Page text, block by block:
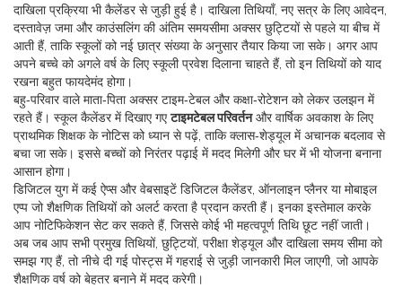
दाखिला प्रक्रिया भी कैलेंडर से जुड़ी हुई है। दाखिला तिथियाँ, नए सत्र के लिए आवेदन,
दस्तावेज़ जमा और काउंसलिंग की अंतिम समयसीमाअक्सर छुट्टियों से पहले या बीच में
आती हैं, ताकि स्कूलों को नई छात्र संख्या के अनुसार तैयार किया जा सके। अगर आप
अपने बच्चे को अगले वर्ष के लिए स्कूली प्रवेश दिलाना चाहते हैं, तो इन तिथियों को याद
रखना बहुत फायदेमंद होगा।
बहु‑परिवार वाले माता‑पिता अक्सर टाइम‑टेबल और कक्षा‑रोटेशन को लेकर उलझन में
रहते हैं। स्कूल कैलेंडर में दिखाए गएटाइमटेबल परिवर्तनऔर वार्षिक अवकाश के लिए
प्राथमिक शिक्षक के नोटिस को ध्यान से पढ़ें, ताकि क्लास‑शेड्यूल में अचानक बदलाव से
बचा जा सके। इससे बच्चों को निरंतर पढ़ाई में मदद मिलेगी और घर में भी योजना बनाना
आसान होगा।
डिजिटल युग में कई ऐप्स और वेबसाइटें डिजिटल कैलेंडर, ऑनलाइन प्लैनर या मोबाइल
एप्प जो शैक्षणिक तिथियों को अलर्ट करता है प्रदान करती हैं। इनका इस्तेमाल करके
आप नोटिफिकेशन सेट कर सकते हैं, जिससे कोई भी महत्वपूर्ण तिथि छूट नहीं जाती।
अब जब आप सभी प्रमुख तिथियों, छुट्टियों, परीक्षा शेड्यूल और दाखिला समय सीमा को
समझ गए हैं, तो नीचे दी गई पोस्ट्स में गहराई से जुड़ी जानकारी मिल जाएगी, जो आपके
शैक्षणिक वर्ष को बेहतर बनाने में मदद करेगी।